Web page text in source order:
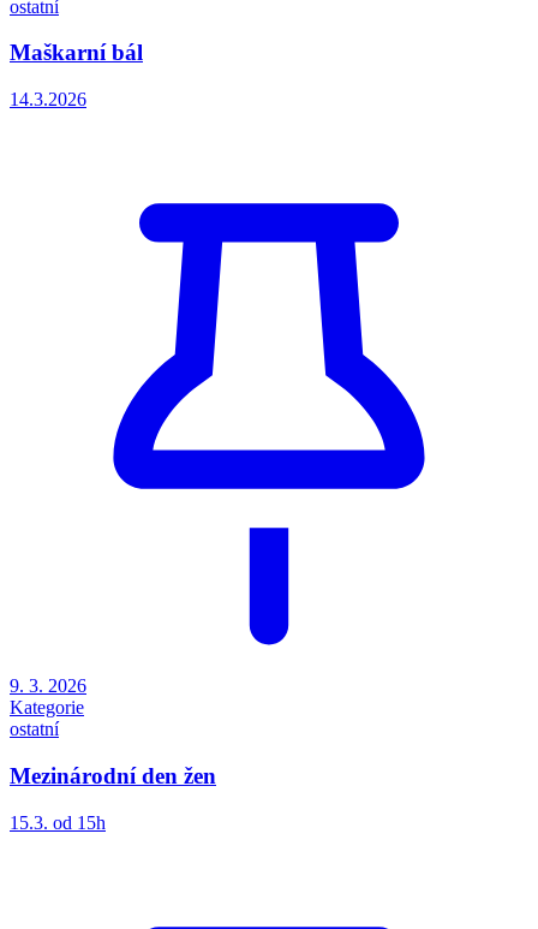
ostatní
Maškarní bál
14.3.2026
9. 3. 2026
Kategorie
ostatní
Mezinárodní den žen
15.3. od 15h